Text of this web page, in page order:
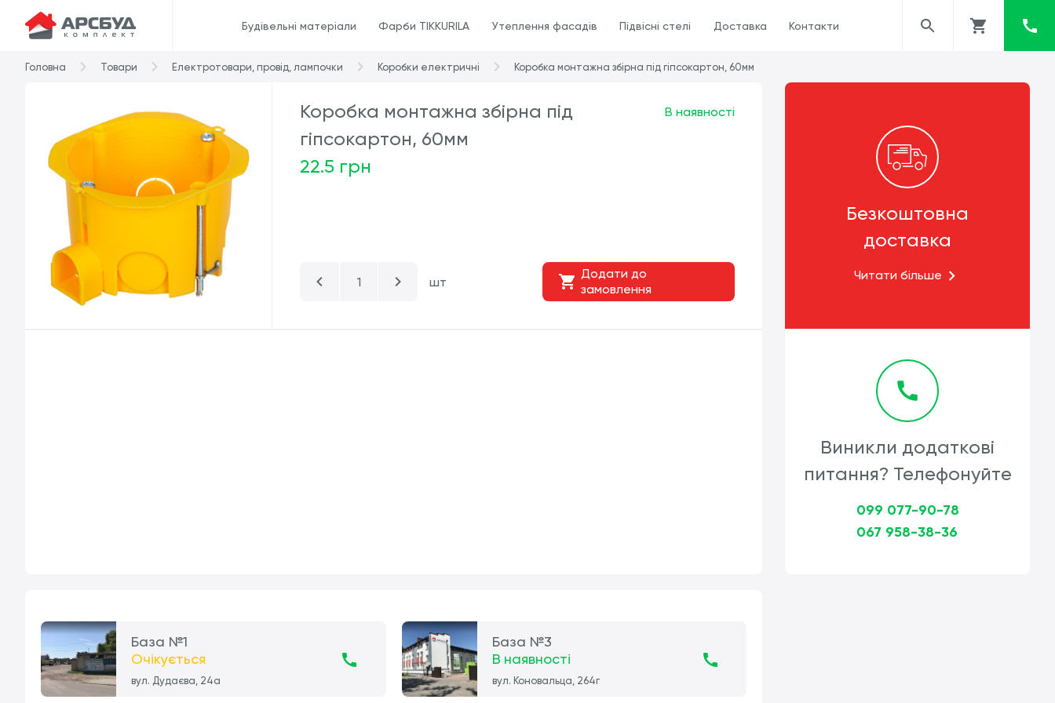
Будівельні матеріали Фарби TIKKURILA Утеплення фасадів Підвісні стелі Доставка Контакти
Головна Товари Електротовари, провід, лампочки Коробки електричні Коробка монтажна збірна під гіпсокартон, 60мм
Коробка монтажна збірна під
гіпсокартон, 60мм
22.5 грн
В наявності
шт
Додати до
замовлення
Безкоштовна
доставка
Читати більше
Виникли додаткові
питання? Телефонуйте
099 077-90-78
067 958-38-36
База №1
Очікується
вул. Дудаєва, 24а
База №3
В наявності
вул. Коновальца, 264г